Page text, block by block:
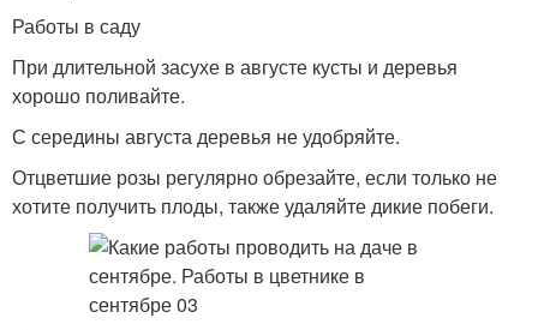
Работы в саду
При длительной засухе в августе кусты и деревья
хорошо поливайте.
С середины августа деревья не удобряйте.
Отцветшие розы регулярно обрезайте, если только не
хотите получить плоды, также удаляйте дикие побеги.